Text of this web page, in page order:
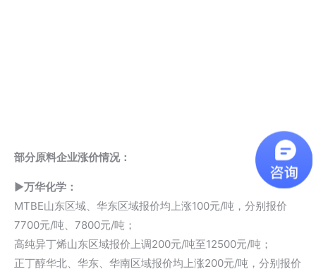
部分原料企业涨价情况：
▶万华化学：
MTBE山东区域、华东区域报价均上涨100元/吨，分别报价
7700元/吨、7800元/吨；
高纯异丁烯山东区域报价上调200元/吨至12500元/吨；
正丁醇华北、华东、华南区域报价均上涨200元/吨，分别报价